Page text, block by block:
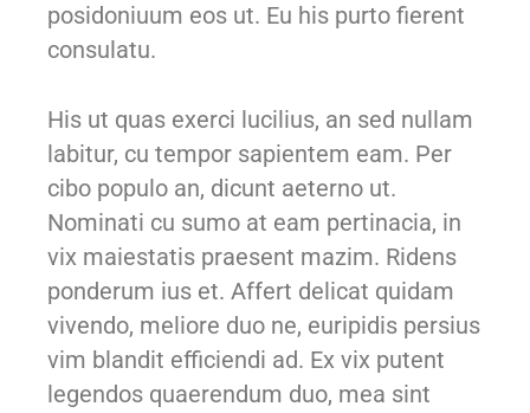
posidoniuum eos ut. Eu his purto fierent
consulatu.
His ut quas exerci lucilius, an sed nullam
labitur, cu tempor sapientem eam. Per
cibo populo an, dicunt aeterno ut.
Nominati cu sumo at eam pertinacia, in
vix maiestatis praesent mazim. Ridens
ponderum ius et. Affert delicat quidam
vivendo, meliore duo ne, euripidis persius
vim blandit efficiendi ad. Ex vix putent
legendos quaerendum duo, mea sint